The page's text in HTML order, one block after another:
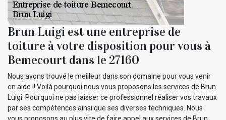
Brun Luigi est une entreprise de
toiture à votre disposition pour vous à
Bemecourt dans le 27160
Nous avons trouvé le meilleur dans son domaine pour vous venir
en aide !! Voilà pourquoi nous vous proposons les services de Brun
Luigi. Pourquoi ne pas laisser ce professionnel réaliser vos travaux
par ses compétences ainsi que ses diverses techniques. Nous